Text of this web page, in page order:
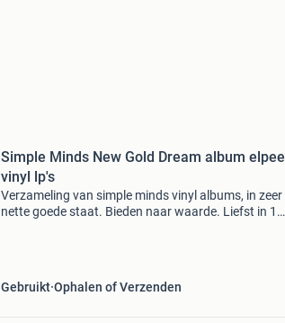
Simple Minds New Gold Dream album elpee
vinyl lp's
Verzameling van simple minds vinyl albums, in zeer
nette goede staat. Bieden naar waarde. Liefst in 1
Gebruikt Ophalen of Verzenden